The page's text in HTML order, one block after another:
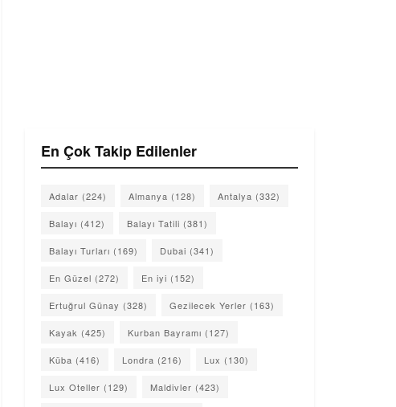
En Çok Takip Edilenler
Adalar (224) Almanya (128) Antalya (332)
Balayı (412) Balayı Tatili (381)
Balayı Turları (169) Dubai (341)
En Güzel (272) En iyi (152)
Ertuğrul Günay (328) Gezilecek Yerler (163)
Kayak (425) Kurban Bayramı (127)
Küba (416) Londra (216) Lux (130)
Lux Oteller (129) Maldivler (423)